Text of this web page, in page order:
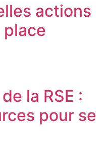
actions
place
la RSE :
pour se